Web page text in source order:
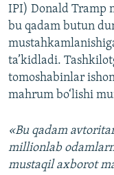
IPI) Donald Tramp
bu qadam butun
ta’kidladi.
tomoshabinlar
mahrum bo‘lishi
«Bu qadam
millionlab
mustaqil axborot